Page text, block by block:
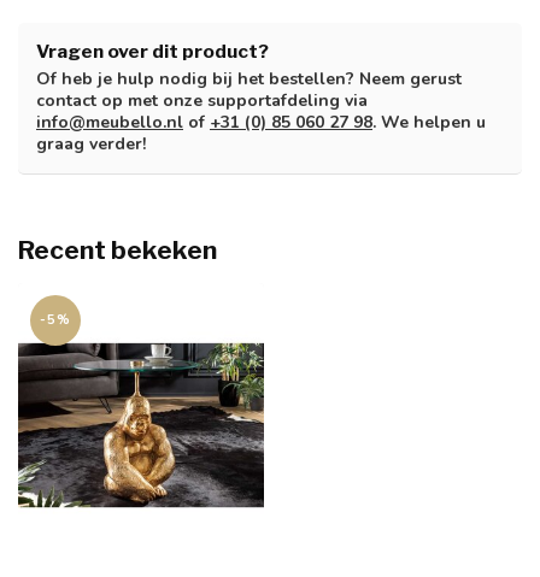
Vragen over dit product?
Of heb je hulp nodig bij het bestellen? Neem gerust
contact op met onze supportafdeling via
info@meubello.nl of +31 (0) 85 060 27 98. We helpen u
graag verder!
Recent bekeken
-5%